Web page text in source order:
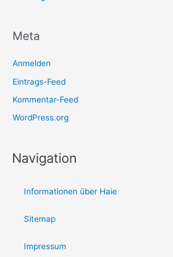
Meta
Anmelden
Eintrags-Feed
Kommentar-Feed
WordPress.org
Navigation
Informationen über Haie
Sitemap
Impressum